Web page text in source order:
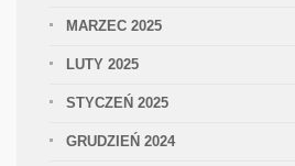
MARZEC 2025
LUTY 2025
STYCZEŃ 2025
GRUDZIEŃ 2024